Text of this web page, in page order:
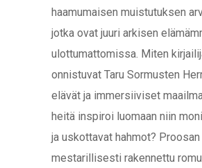
haamumaisen muistutuksen
jotka ovat juuri arkisen
ulottumattomissa. Miten
onnistuvat Taru Sormusten
elävät ja immersiiviset
heitä inspiroi luomaan niin
ja uskottavat hahmot?
mestarillisesti rakennettu